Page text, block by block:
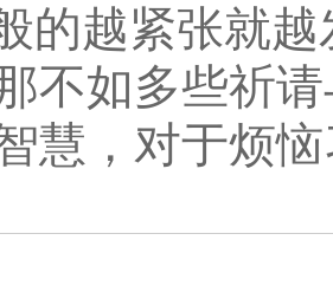
的越紧张就
不如多些祈
慧，对于烦